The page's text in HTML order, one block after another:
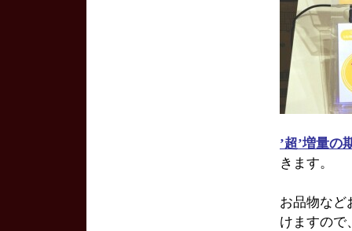
’超’増量の
きます。
お品物など
けますので